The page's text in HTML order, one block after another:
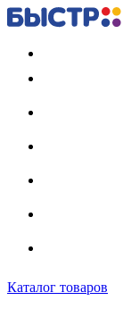
Каталог товаров